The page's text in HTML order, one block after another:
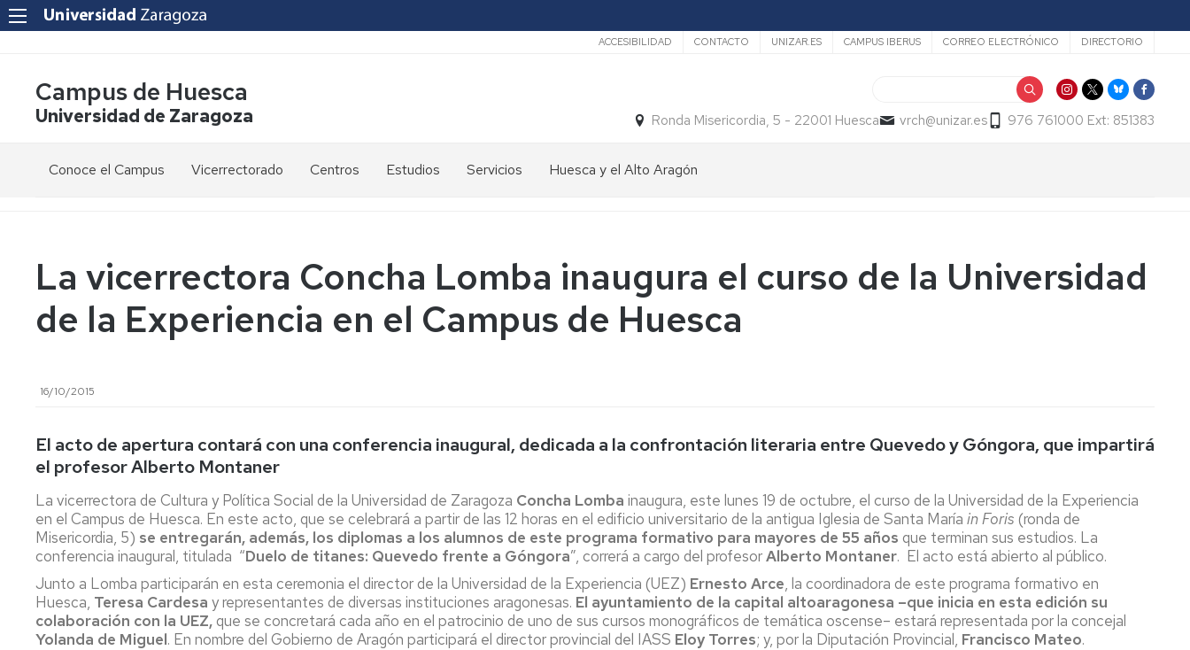
Secundario
ACCESIBILIDAD CONTACTO UNIZAR.ES CAMPUS IBERUS CORREO ELECTRÓNICO DIRECTORIO
Campus de Huesca
Universidad de Zaragoza Ronda Misericordia, 5 - 22001 Huesca vrch@unizar.es 976 761000 Ext: 851383
Conoce el Campus
Vicerrectora
de
Gobierno
estamos
Documentos
de
referencia/Normativa
Get
to
know
us
Vicerrectorado
el
Lenguas
Cursos
Universidad
de
la
Experiencia
en
el
Campus
de
Huesca
Servicios
Secretaría
Orientación
Empleo
Internacionalización
Cultura,
Comunicación
e
Imagen
Actividades
Culturales
Comunicación
e
imagen
Actividades
Centros Estudios
Estudios
postgrado
Servicios Huesca y el Alto Aragón
Medios
de
Turismo
En
Aragón
Servicios
para
jóvenes
La vicerrectora Concha Lomba inaugura el curso de la Universidad
de la Experiencia en el Campus de Huesca
16/10/2015
El acto de apertura contará con una conferencia inaugural, dedicada a la confrontación literaria entre Quevedo y Góngora, que impartirá
el profesor Alberto Montaner
La vicerrectora de Cultura y Política Social de la Universidad de Zaragoza Concha Lomba inaugura, este lunes 19 de octubre, el curso de la Universidad de la Experiencia
en el Campus de Huesca. En este acto, que se celebrará a partir de las 12 horas en el edificio universitario de la antigua Iglesia de Santa María in Foris (ronda de
Misericordia, 5) se entregarán, además, los diplomas a los alumnos de este programa formativo para mayores de 55 años que terminan sus estudios. La
conferencia inaugural, titulada “Duelo de titanes: Quevedo frente a Góngora”, correrá a cargo del profesorAlberto Montaner. El acto está abierto al público.
Junto a Lomba participarán en esta ceremonia el director de la Universidad de la Experiencia (UEZ) Ernesto Arce, la coordinadora de este programa formativo en
Huesca, Teresa Cardesa y representantes de diversas instituciones aragonesas. El ayuntamiento de la capital altoaragonesa –que inicia en esta edición su
colaboración con la UEZ,que se concretará cada año en el patrocinio de uno de sus cursos monográficos de temática oscense– estará representada por la concejal
Yolanda de Miguel. En nombre del Gobierno de Aragón participará el director provincial del IASS Eloy Torres; y, por la Diputación Provincial, Francisco Mateo.